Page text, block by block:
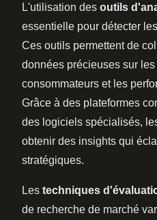
L'utilisation des outils
essentielle pour détecter
Ces outils permettent de
données précieuses sur
consommateurs et les
Grâce à des plateformes
des logiciels spécialisés,
obtenir des insights qui
stratégiques.
Les techniques
de recherche de marché